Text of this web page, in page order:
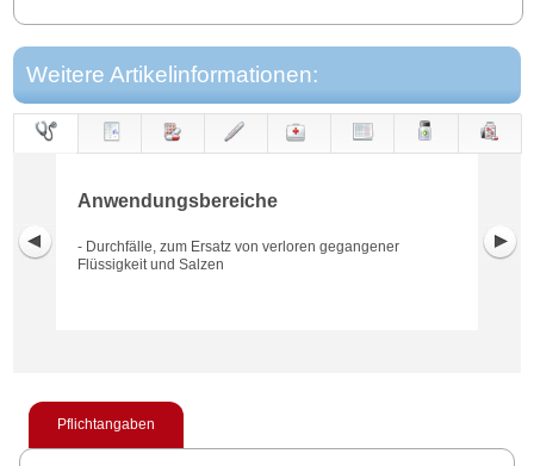
Weitere Artikelinformationen:
Anwendungsbereiche
- Durchfälle, zum Ersatz von verloren gegangener
Flüssigkeit und Salzen
Pflichtangaben